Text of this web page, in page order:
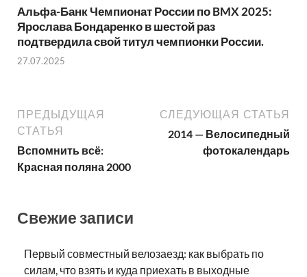
Альфа-Банк Чемпионат России по BMX 2025:
Ярослава Бондаренко в шестой раз
подтвердила свой титул чемпионки России.
27.07.2025
ПРЕДЫДУЩАЯ
СТАТЬЯ
Вспомнить всё:
Красная поляна 2000
СЛЕДУЮЩАЯ СТАТЬЯ
2014 — Велосипедный
фотокалендарь
Свежие записи
Первый совместный велозаезд: как выбрать по
силам, что взять и куда приехать в выходные